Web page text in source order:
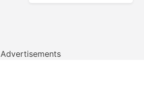
Advertisements